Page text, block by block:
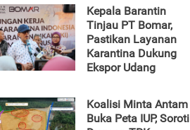
Kepala Barantin
Tinjau PT Bomar,
Pastikan Layanan
Karantina Dukung
Ekspor Udang
Koalisi Minta Antam
Buka Peta IUP, Soroti